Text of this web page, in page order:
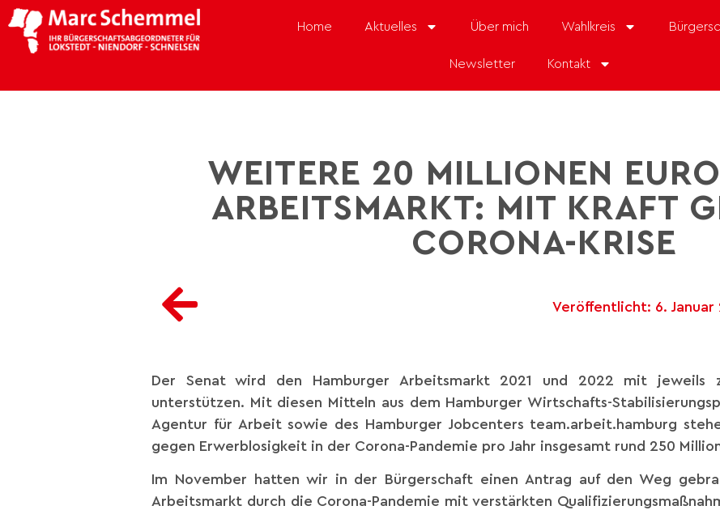
Home Aktuelles Über mich Wahlkreis
Newsletter Kontakt
WEITERE 20 MILLIONEN
ARBEITSMARKT: MIT KRAFT
CORONA-KRISE
Veröffentlicht: 6. Januar
Der Senat wird den Hamburger Arbeitsmarkt 2021 und 2022 mit jeweils
unterstützen. Mit diesen Mitteln aus dem Hamburger Wirtschafts-
Agentur für Arbeit sowie des Hamburger Jobcenters team.arbeit.hamburg
gegen Erwerblosigkeit in der Corona-Pandemie pro Jahr insgesamt rund 250
Im November hatten wir in der Bürgerschaft einen Antrag auf den Weg
Arbeitsmarkt durch die Corona-Pandemie mit verstärkten